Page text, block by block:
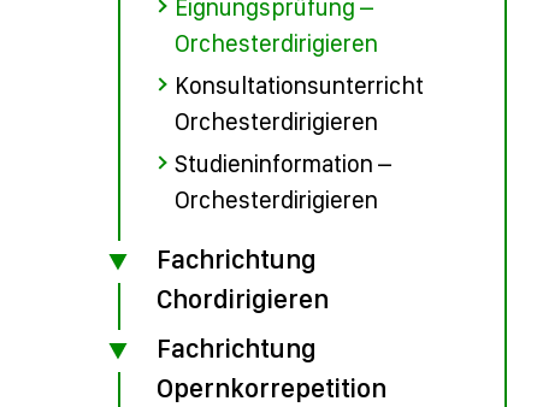
Eignungsprüfung –
Orchesterdirigieren
Konsultationsunterricht
Orchesterdirigieren
Studieninformation –
Orchesterdirigieren
Fachrichtung
Chordirigieren
Fachrichtung
Opernkorrepetition